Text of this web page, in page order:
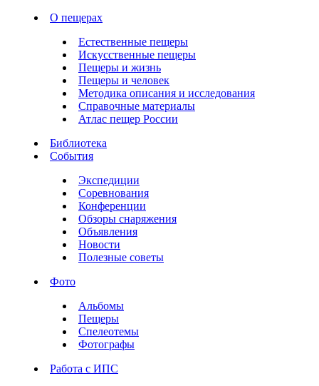
О пещерах
Естественные пещеры
Искусственные пещеры
Пещеры и жизнь
Пещеры и человек
Методика описания и исследования
Справочные материалы
Атлас пещер России
Библиотека
События
Экспедиции
Соревнования
Конференции
Обзоры снаряжения
Объявления
Новости
Полезные советы
Фото
Альбомы
Пещеры
Спелеотемы
Фотографы
Работа с ИПС